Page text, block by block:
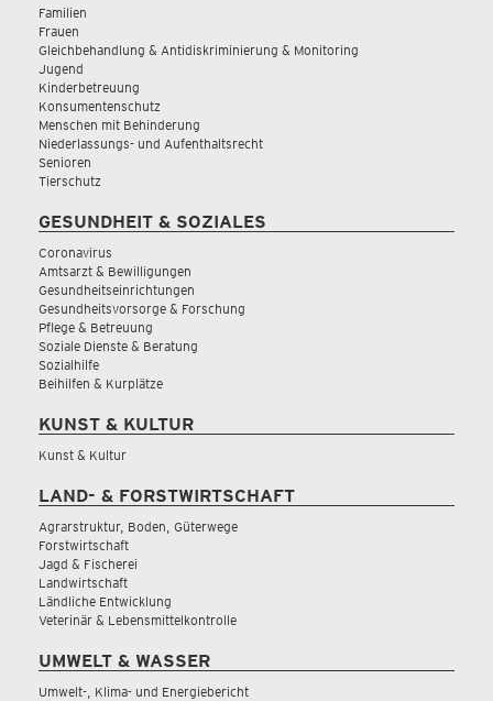
Familien
Frauen
Gleichbehandlung & Antidiskriminierung & Monitoring
Jugend
Kinderbetreuung
Konsumentenschutz
Menschen mit Behinderung
Niederlassungs- und Aufenthaltsrecht
Senioren
Tierschutz
GESUNDHEIT & SOZIALES
Coronavirus
Amtsarzt & Bewilligungen
Gesundheitseinrichtungen
Gesundheitsvorsorge & Forschung
Pflege & Betreuung
Soziale Dienste & Beratung
Sozialhilfe
Beihilfen & Kurplätze
KUNST & KULTUR
Kunst & Kultur
LAND- & FORSTWIRTSCHAFT
Agrarstruktur, Boden, Güterwege
Forstwirtschaft
Jagd & Fischerei
Landwirtschaft
Ländliche Entwicklung
Veterinär & Lebensmittelkontrolle
UMWELT & WASSER
Umwelt-, Klima- und Energiebericht